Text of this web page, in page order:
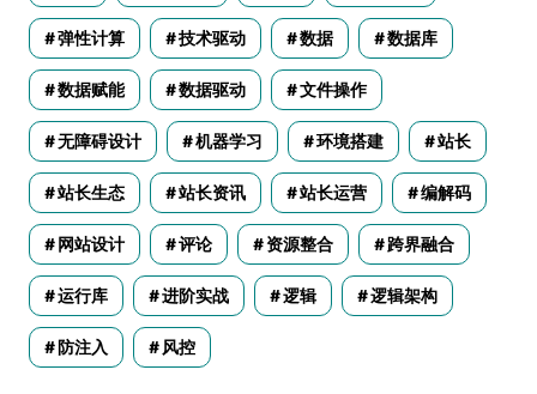
弹性计算 技术驱动 数据 数据库
数据赋能 数据驱动 文件操作
无障碍设计 机器学习 环境搭建 站长
站长生态 站长资讯 站长运营 编解码
网站设计 评论 资源整合 跨界融合
运行库 进阶实战 逻辑 逻辑架构
防注入 风控